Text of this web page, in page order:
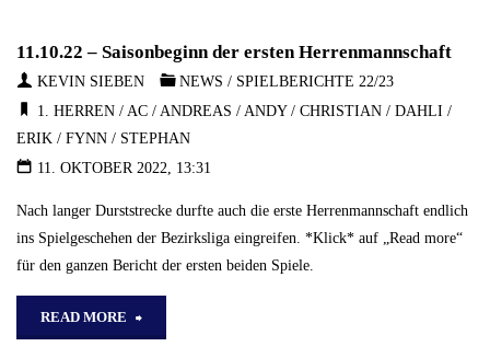
Unentschieden
Waldniel
Bezirksliga"
11.10.22 – Saisonbeginn der ersten Herrenmannschaft
KEVIN SIEBEN NEWS / SPIELBERICHTE 22/23
1. HERREN/ AC/ ANDREAS / ANDY/ CHRISTIAN/ DAHLI /
ERIK /FYNN / STEPHAN
11. OKTOBER 2022, 13:31
Nach langer Durststrecke durfte auch die erste Herrenmannschaft endlich
ins Spielgeschehen der Bezirksliga eingreifen. *Klick* auf „Read more“
für den ganzen Bericht der ersten beiden Spiele.
READ MORE "11.10.22